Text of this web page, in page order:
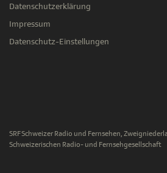
Datenschutzerklärung
Impressum
Datenschutz-Einstellungen
SRF Schweizer Radio und Fernsehen,
Schweizerischen Radio- und Fernsehgesellschaft